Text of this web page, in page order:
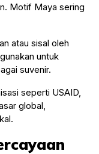
Motif Maya sering
atau sisal oleh
untuk
suvenir.
seperti USAID,
global,